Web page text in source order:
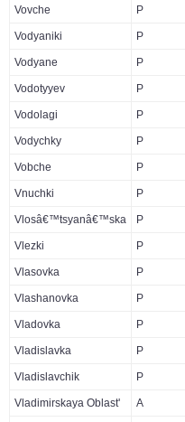
Vovche P
Vodyaniki P
Vodyane P
Vodotyyev P
Vodolagi P
Vodychky P
Vobche P
Vnuchki P
Vlosâ€™tsyanâ€™ska P
Vlezki P
Vlasovka P
Vlashanovka P
Vladovka P
Vladislavka P
Vladislavchik P
Vladimirskaya Oblast' A